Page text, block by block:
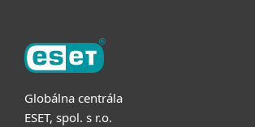
Globálna centrála
ESET, spol. s r.o.